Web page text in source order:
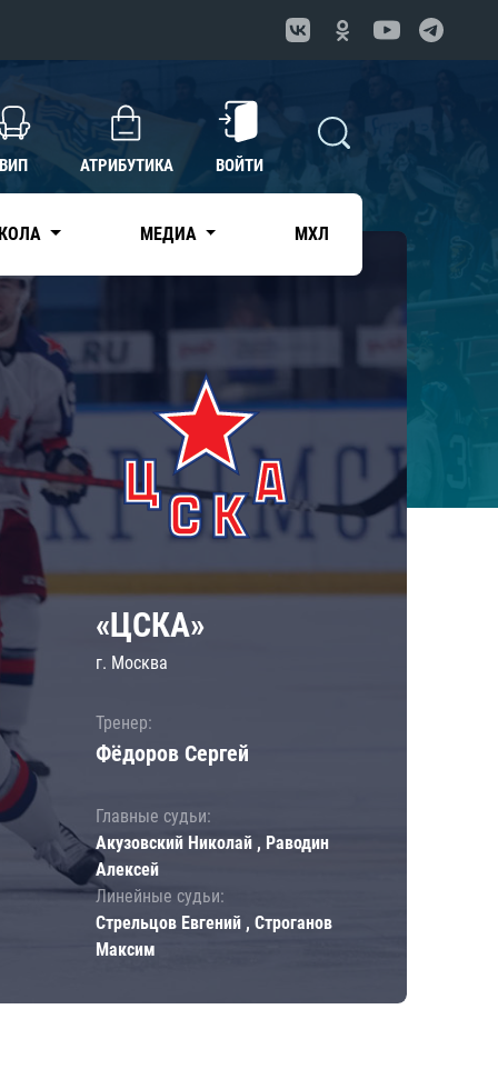
АТРИБУТИКА ВОЙТИ
МЕДИА МХЛ
«ЦСКА»
г. Москва
Тренер:
Фёдоров Сергей
Главные судьи:
Акузовский Николай , Раводин
Алексей
Линейные судьи:
Стрельцов Евгений , Строганов
Максим